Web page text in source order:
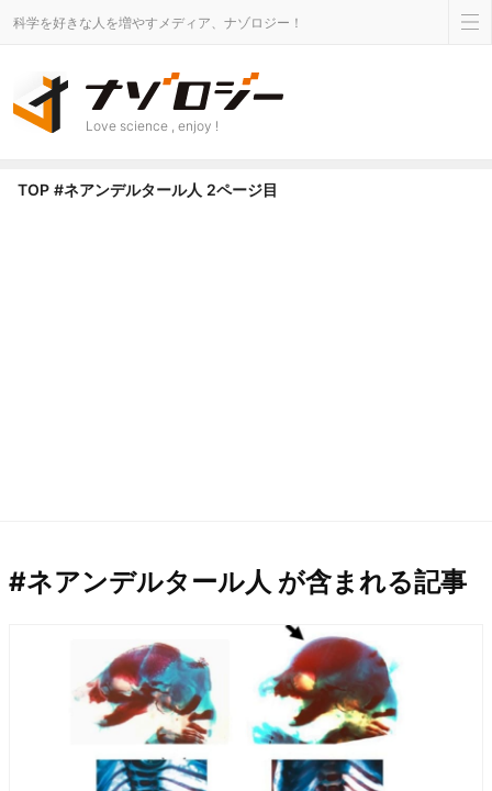
科学を好きな人を増やすメディア、ナゾロジー！
Love science , enjoy !
TOP #ネアンデルタール人 2ページ目
#ネアンデルタール人 が含まれる記事